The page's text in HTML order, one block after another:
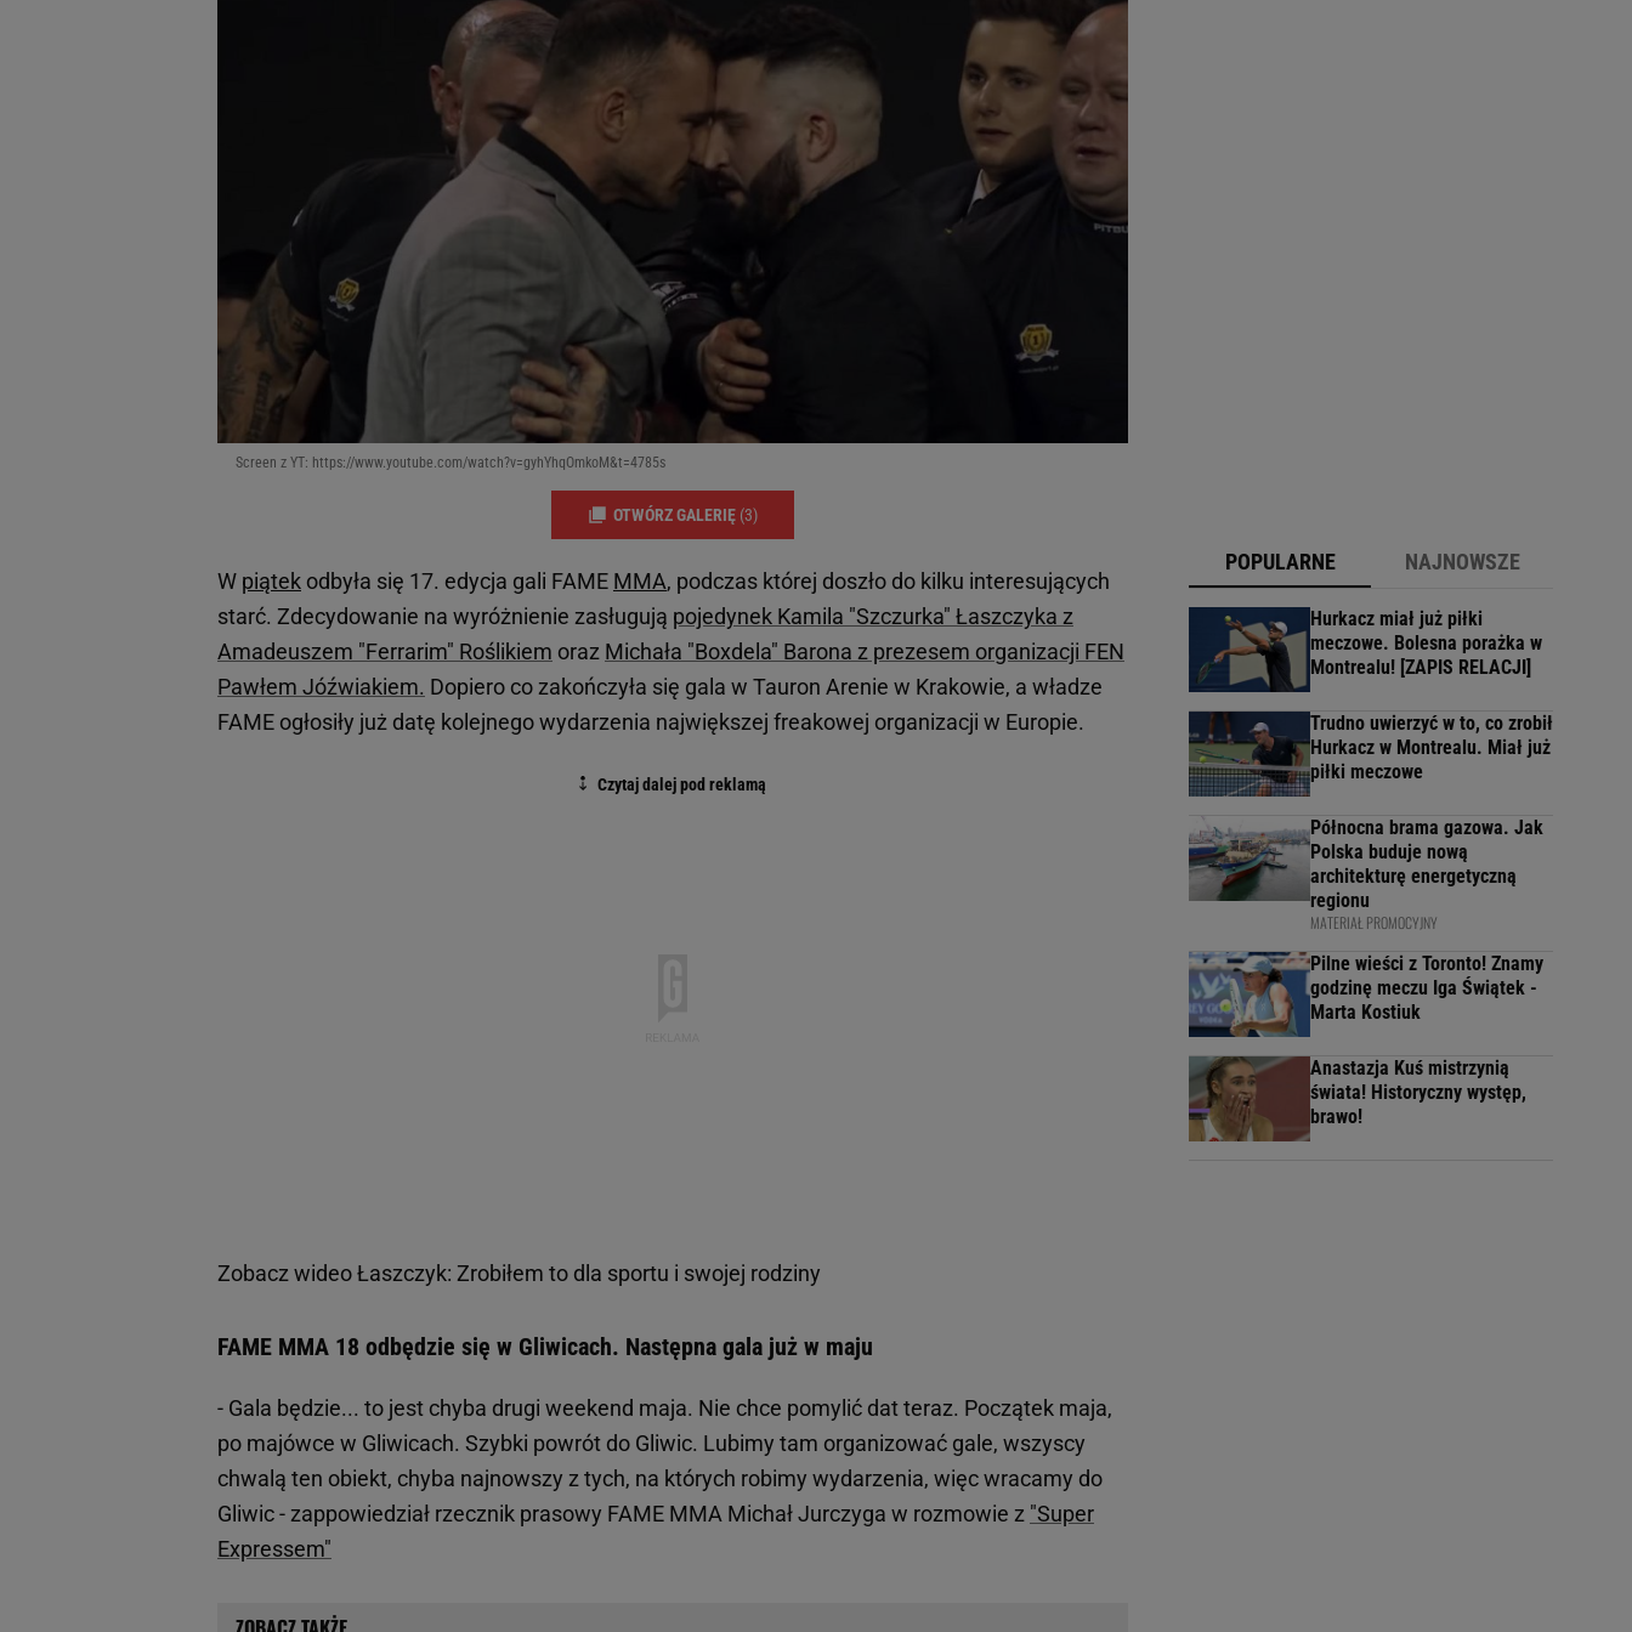
Screen z YT: https://www.youtube.com/watch?v=gyhYhqOmkoM&t=4785s
OTWÓRZ GALERIĘ (3)
W piątek odbyła się 17. edycja gali FAME MMA, podczas której doszło do kilku interesujących
starć. Zdecydowanie na wyróżnienie zasługują pojedynek Kamila "Szczurka" Łaszczyka z
Amadeuszem "Ferrarim" Roślikiem oraz Michała "Boxdela" Barona z prezesem organizacji FEN
Pawłem Jóźwiakiem. Dopiero co zakończyła się gala w Tauron Arenie w Krakowie, a władze
FAME ogłosiły już datę kolejnego wydarzenia największej freakowej organizacji w Europie.
Zobacz wideoŁaszczyk: Zrobiłem to dla sportu i swojej rodziny
FAME MMA 18 odbędzie się w Gliwicach. Następna gala już w maju
- Gala będzie... to jest chyba drugi weekend maja. Nie chce pomylić dat teraz. Początek maja,
po majówce w Gliwicach. Szybki powrót do Gliwic. Lubimy tam organizować gale, wszyscy
chwalą ten obiekt, chyba najnowszy z tych, na których robimy wydarzenia, więc wracamy do
Gliwic - zappowiedział rzecznik prasowy FAME MMA Michał Jurczyga w rozmowie z "Super
Expressem"
POPULARNE NAJNOWSZE
Hurkacz miał już piłki
meczowe. Bolesna porażka w
Montrealu! [ZAPIS RELACJI]
Trudno uwierzyć w to, co zrobił
Hurkacz w Montrealu. Miał już
piłki meczowe
Północna brama gazowa. Jak
Polska buduje nową
architekturę energetyczną
regionu
MATERIAŁ PROMOCYJNY
Pilne wieści z Toronto! Znamy
godzinę meczu Iga Świątek -
Marta Kostiuk
Anastazja Kuś mistrzynią
świata! Historyczny występ,
brawo!